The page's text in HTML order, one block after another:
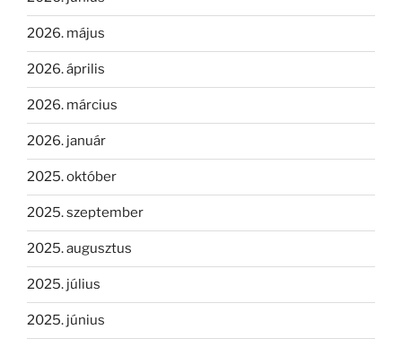
2026. május
2026. április
2026. március
2026. január
2025. október
2025. szeptember
2025. augusztus
2025. július
2025. június